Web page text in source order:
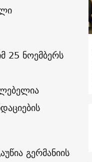
25 ნოემბერს
გერმანიის